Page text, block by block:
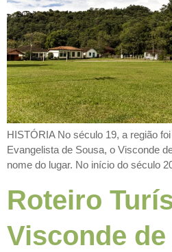
HISTÓRIA No século 19, a região
Evangelista de Sousa, o Visconde
nome do lugar. No início do século
Roteiro
Visconde de